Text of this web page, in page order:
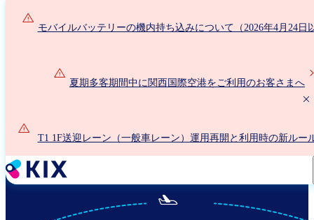
動
モバイルバッテリーの機内持ち込みについて（2026年4月24日
夏期多客期間中に関西国際空港をご利用のお客さまへ
T1 1F送迎レーン（一般車レーン）運用再開と利用時の新ルー
